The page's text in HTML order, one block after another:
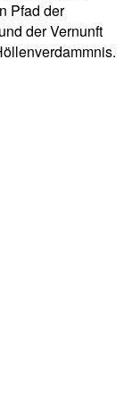
Pfad der
der Vernunft